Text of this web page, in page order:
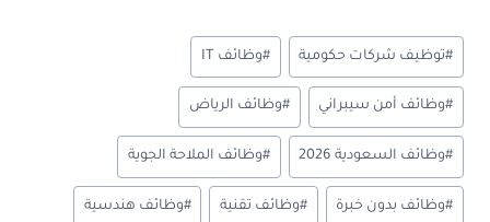
و
س
ا
#توظيف شركات حكومية #وظائف IT
#وظائف أمن سيبراني #وظائف الرياض
#وظائف السعودية 2026 #وظائف الملاحة الجوية
#وظائف بدون خبرة #وظائف تقنية #وظائف هندسية